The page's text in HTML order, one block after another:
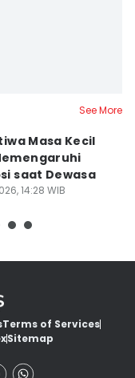
See More
Masa Kecil
saat Dewasa
14:28 WIB
Terms of Services
Sitemap